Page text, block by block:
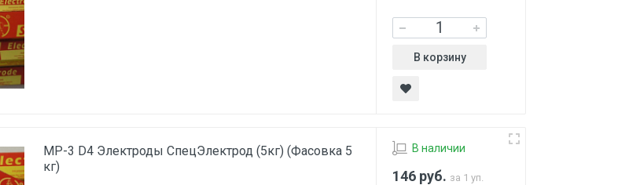
В корзину
МР-3 D4 Электроды СпецЭлектрод (5кг) (Фасовка 5
кг)
В наличии
146 руб. за 1 уп.